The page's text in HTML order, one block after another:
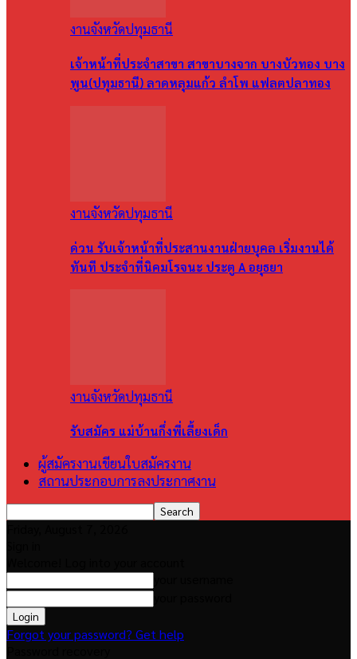
งานจังหวัดปทุมธานี
เจ้าหน้าที่ประจำสาขา สาขาบางจาก บางบัวทอง บาง
พูน(ปทุมธานี) ลาดหลุมแก้ว ลำโพ แฟลตปลาทอง
งานจังหวัดปทุมธานี
ด่วน รับเจ้าหน้าที่ประสานงานฝ่ายบุคล เริ่มงานได้
ทันที ประจำที่นิคมโรจนะ ประตู A อยุธยา
งานจังหวัดปทุมธานี
รับสมัคร แม่บ้านกึ่งพี่เลี้ยงเด็ก
ผู้สมัครงานเขียนใบสมัครงาน
สถานประกอบการลงประกาศงาน
Forgot your password? Get help